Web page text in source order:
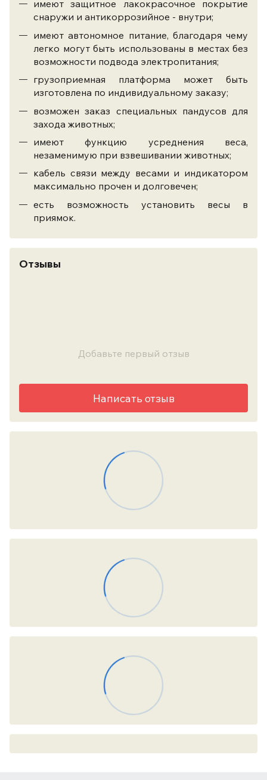
имеют защитное лакокрасочное покрытие
снаружи и антикоррозийное - внутри;
имеют автономное питание, благодаря чему
легко могут быть использованы в местах без
возможности подвода электропитания;
грузоприемная платформа может быть
изготовлена по индивидуальному заказу;
возможен заказ специальных пандусов для
захода животных;
имеют функцию усреднения веса,
незаменимую при взвешивании животных;
кабель связи между весами и индикатором
максимально прочен и долговечен;
есть возможность установить весы в
приямок.
Отзывы
Добавьте первый отзыв
Написать отзыв